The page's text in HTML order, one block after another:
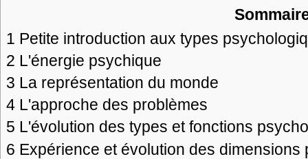
1 Petite introduction aux types
2 L'énergie psychique
3 La représentation du monde
4 L'approche des problèmes
5 L'évolution des types et fonctions
6 Expérience et évolution des dimensions